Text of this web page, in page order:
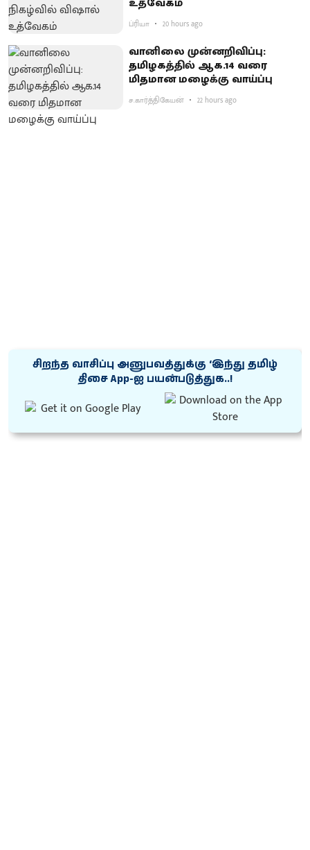
ப்ரியா 20 hours ago
வானிலை முன்னறிவிப்பு:
தமிழகத்தில் ஆக.14 வரை
மிதமான மழைக்கு வாய்ப்பு
ச.கார்த்திகேயன் 22 hours ago
சிறந்த வாசிப்பு அனுபவத்துக்கு ‘இந்து தமிழ்
திசை App-ஐ பயன்படுத்துக..!